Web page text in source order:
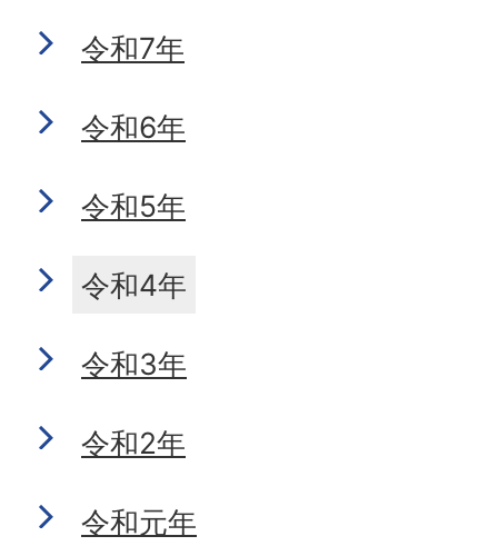
令和7年
令和6年
令和5年
令和4年
令和3年
令和2年
令和元年